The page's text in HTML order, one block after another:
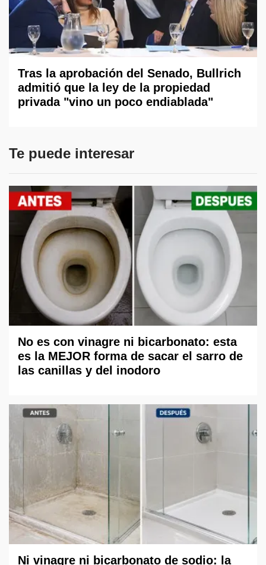
Tras la aprobación del Senado, Bullrich
admitió que la ley de la propiedad
privada "vino un poco endiablada"
Te puede interesar
No es con vinagre ni bicarbonato: esta
es la MEJOR forma de sacar el sarro de
las canillas y del inodoro
Ni vinagre ni bicarbonato de sodio: la